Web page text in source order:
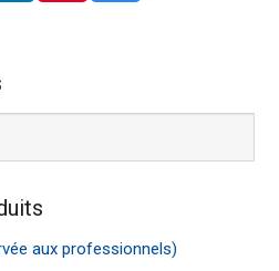
aux professionnels)